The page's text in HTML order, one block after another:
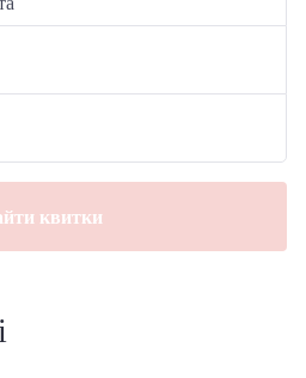
квитки